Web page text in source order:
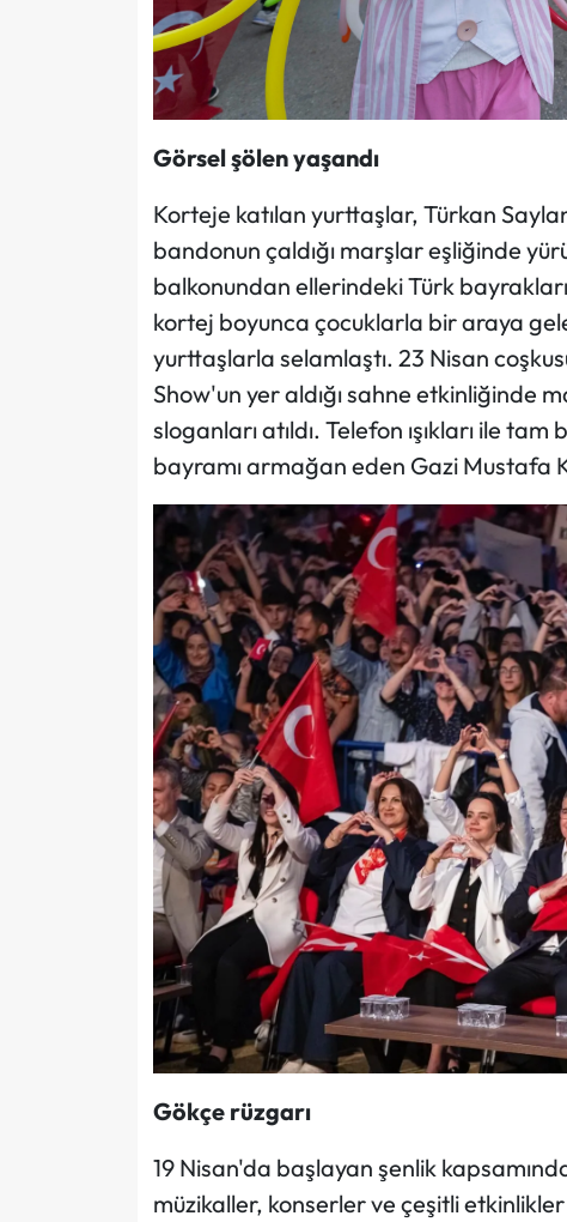
Görsel şölen yaşandı
Korteje katılan yurttaşlar, Türkan
bandonun çaldığı marşlar eşliğinde
balkonundan ellerindeki Türk
kortej boyunca çocuklarla bir araya
yurttaşlarla selamlaştı. 23 Nisan
Show'un yer aldığı sahne etkinliğinde
sloganları atıldı. Telefon ışıkları ile
bayramı armağan eden Gazi Mustafa
Gökçe rüzgarı
19 Nisan'da başlayan şenlik
müzikaller, konserler ve çeşitli